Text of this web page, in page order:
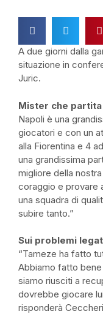
A due giorni dalla
situazione in
Juric.
Mister che
Napoli è una
giocatori e con un
alla Fiorentina e 4
una grandissima
migliore della
coraggio e provare
una squadra di
subire tanto.”
Sui problemi
“Tameze ha fatto
Abbiamo fatto
siamo riusciti a
dovrebbe giocare
risponderà